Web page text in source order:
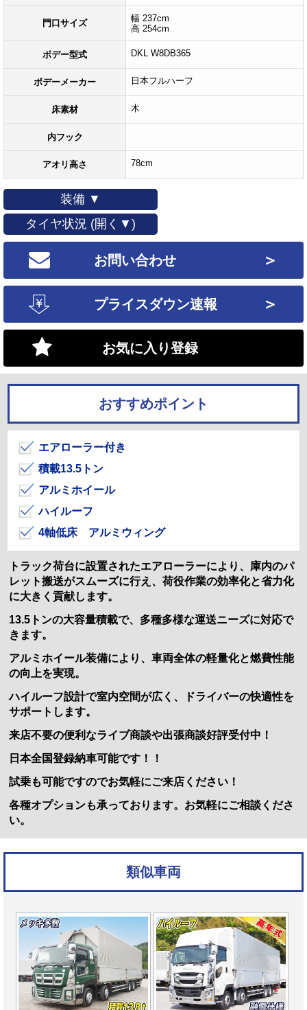
門口サイズ
幅 237cm
高 254cm
ボデー型式 DKL W8DB365
ボデーメーカー 日本フルハーフ
床素材 木
内フック
アオリ高さ 78cm
装備 ▼
タイヤ状況 (開く▼)
お問い合わせ ＞
プライスダウン速報 ＞
お気に入り登録
おすすめポイント
エアローラー付き
積載13.5トン
アルミホイール
ハイルーフ
4軸低床 アルミウィング
トラック荷台に設置されたエアローラーにより、庫内のパ
レット搬送がスムーズに行え、荷役作業の効率化と省力化
に大きく貢献します。
13.5トンの大容量積載で、多種多様な運送ニーズに対応で
きます。
アルミホイール装備により、車両全体の軽量化と燃費性能
の向上を実現。
ハイルーフ設計で室内空間が広く、ドライバーの快適性を
サポートします。
来店不要の便利なライブ商談や出張商談好評受付中！
日本全国登録納車可能です！！
試乗も可能ですのでお気軽にご来店ください！
各種オプションも承っております。お気軽にご相談くださ
い。
類似車両